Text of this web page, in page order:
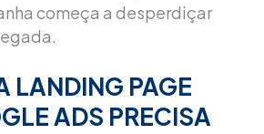
começa a desperdiçar
LANDING PAGE
ADS PRECISA